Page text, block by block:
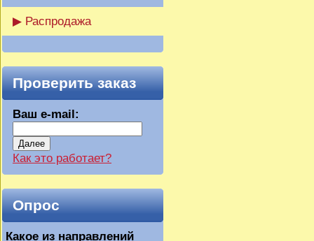
▶ Распродажа
Проверить заказ
Ваш e-mail:
Далее
Как это работает?
Опрос
Какое из направлений